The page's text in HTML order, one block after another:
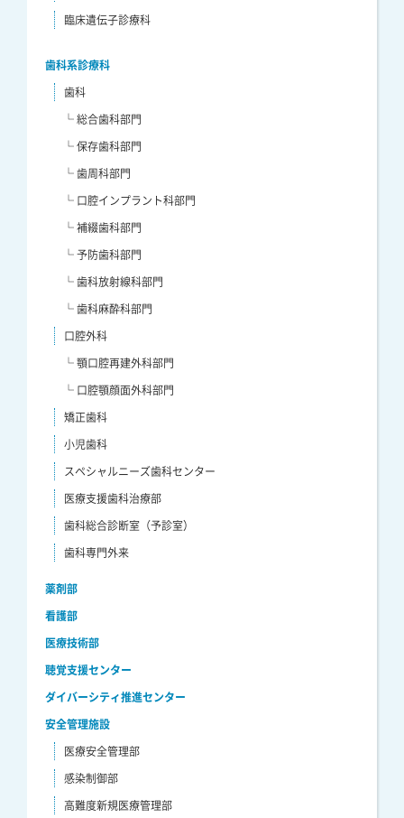
臨床遺伝子診療科
歯科系診療科
歯科
└ 総合歯科部門
└ 保存歯科部門
└ 歯周科部門
└ 口腔インプラント科部門
└ 補綴歯科部門
└ 予防歯科部門
└ 歯科放射線科部門
└ 歯科麻酔科部門
口腔外科
└ 顎口腔再建外科部門
└ 口腔顎顔面外科部門
矯正歯科
小児歯科
スペシャルニーズ歯科センター
医療支援歯科治療部
歯科総合診断室（予診室）
歯科専門外来
薬剤部
看護部
医療技術部
聴覚支援センター
ダイバーシティ推進センター
安全管理施設
医療安全管理部
感染制御部
高難度新規医療管理部